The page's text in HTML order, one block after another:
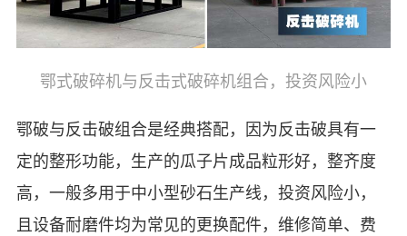
鄂式破碎机与反击式破碎机组合，投资风险小
鄂破与反击破组合是经典搭配，因为反击破具有一
定的整形功能，生产的瓜子片成品粒形好，整齐度
高，一般多用于中小型砂石生产线，投资风险小，
且设备耐磨件均为常见的更换配件，维修简单、费